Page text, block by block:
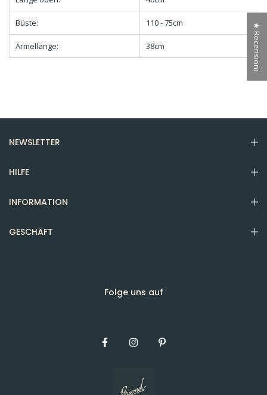
Büste: 110 - 75cm
Ärmellänge: 38cm
NEWSLETTER
HILFE
INFORMATION
GESCHÄFT
Folge uns auf
★ Recensioni